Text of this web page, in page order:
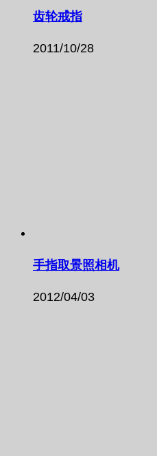
齿轮戒指
2011/10/28
手指取景照相机
2012/04/03